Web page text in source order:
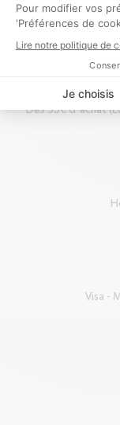
Livraison
Dès 35€ d'achat
Visa -